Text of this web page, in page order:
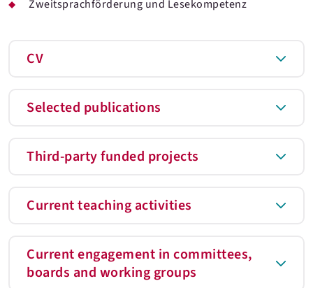
Zweitsprachförderung und Lesekompetenz
CV
Selected publications
Third-party funded projects
Current teaching activities
Current engagement in committees,
boards and working groups